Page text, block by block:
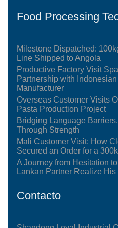
Food Processing
Milestone Dispatched:
Line Shipped to Angola
Productive Factory Visit
Partnership with
Manufacturer
Overseas Customer Visits
Pasta Production Project
Bridging Language
Through Strength
Mali Customer Visit: How
Secured an Order for a
A Journey from Hesitation
Lankan Partner Realize
Contacto